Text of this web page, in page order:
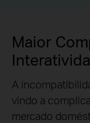
Maior
A
vindo a
mercado